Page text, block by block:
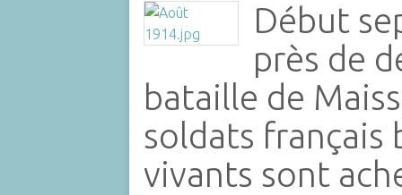
Début
près de
bataille de
soldats français
vivants sont